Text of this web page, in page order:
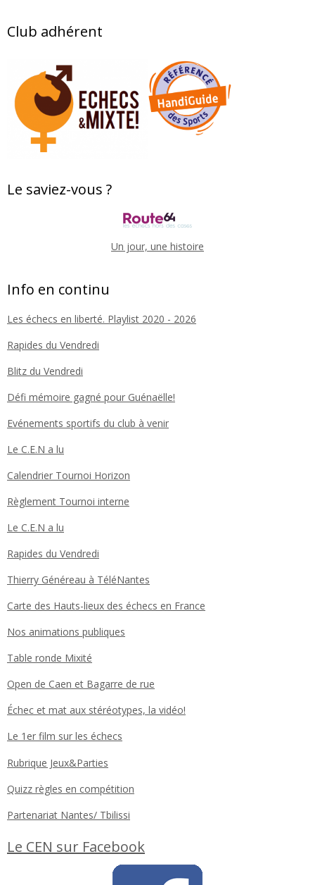
Club adhérent
Le saviez-vous ?
Un jour, une histoire
Info en continu
Les échecs en liberté. Playlist 2020 - 2026
Rapides du Vendredi
Blitz du Vendredi
Défi mémoire gagné pour Guénaëlle!
Evénements sportifs du club à venir
Le C.E.N a lu
Calendrier Tournoi Horizon
Règlement Tournoi interne
Le C.E.N a lu
Rapides du Vendredi
Thierry Généreau à TéléNantes
Carte des Hauts-lieux des échecs en France
Nos animations publiques
Table ronde Mixité
Open de Caen et Bagarre de rue
Échec et mat aux stéréotypes, la vidéo!
Le 1er film sur les échecs
Rubrique Jeux&Parties
Quizz règles en compétition
Partenariat Nantes/ Tbilissi
Le CEN sur Facebook